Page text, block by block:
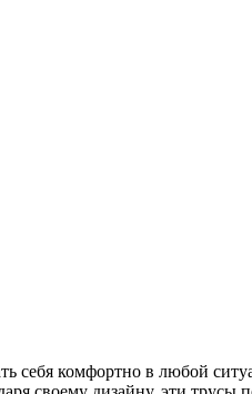
себя комфортно в любой